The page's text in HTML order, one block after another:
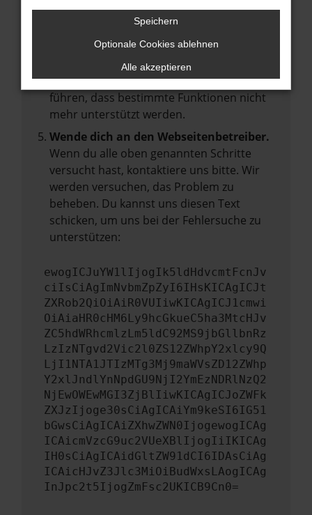
Stelle sicher, dass dein Browser und dein
Betriebssystem auf dem neuesten Stand
Veraltete Software birgt nicht nur ein
Sicherheitsrisiko, sondern kann auch dazu
führen, dass bestimmte Funktionen nicht
mehr unterstützt werden.
Wende dich an den Webseitenbetreiber.
Wenn du alle oben genannten Schritte
versucht hast, kontaktiere uns bitte. Wir
werden versuchen, das Problem zu
beheben. Du kannst uns diesen Text
schicken, um uns bei der Fehlersuche zu
unterstützen:
ewogICJuYW1lIjogIk5ldHdvcmtFcnJv
ciIsCiAgImNvbmZpZyI6IHsKICAgICJt
ZXRob2QiOiAiR0VUIiwKICAgICJ1cmwi
OiAiaHR0cHM6Ly9hcGkueC5ha3MtcHJv
ZC5hdWRhcmlzLm5ldC92MS9jbGllbnRz
LzIzNTgvd2Vic2l0ZS12ZWhpY2xlcy9Q
LjI1NTA1JTIzMTg3Mj9maWVsZD12ZWhp
Y2xlJndlYnNpdGU9NjI2YmEzNDRlNzQ2
NjEwOWEwMGI3ZjBlIiwKICAgICJoZWFk
ZXJzIjoge30sCiAgICAiYm9keSI6IG51
bGwsCiAgICAiZXhwZWN0IjogewogICAg
ICAicmVzcG9uc2VUeXBlIjogIiIKICAg
IH0sCiAgICAidGltZW91dCI6IDAsCiAg
ICAicHJvZ3Jlc3MiOiBudWxsLAogICAg
InJpc2t5IjogZmFsc2UKICB9Cn0=
Speichern
Optionale Cookies ablehnen
Alle akzeptieren